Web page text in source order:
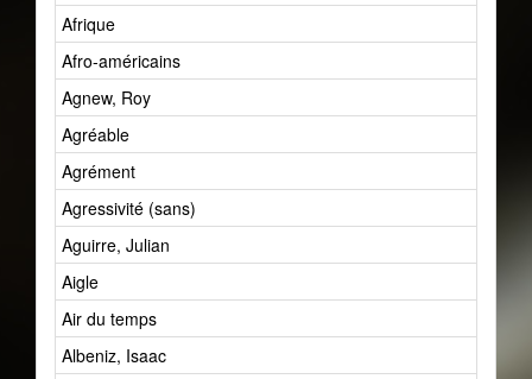
Afrique
Afro-américains
Agnew, Roy
Agréable
Agrément
Agressivité (sans)
Aguirre, Julian
Aigle
Air du temps
Albeniz, Isaac